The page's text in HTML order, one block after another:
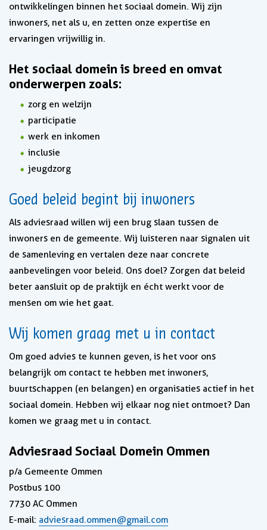
ontwikkelingen binnen het sociaal domein. Wij zijn
inwoners, net als u, en zetten onze expertise en
ervaringen vrijwillig in.
Het sociaal domein is breed en omvat
onderwerpen zoals:
zorg en welzijn
participatie
werk en inkomen
inclusie
jeugdzorg
Goed beleid begint bij inwoners
Als adviesraad willen wij een brug slaan tussen de
inwoners en de gemeente. Wij luisteren naar signalen uit
de samenleving en vertalen deze naar concrete
aanbevelingen voor beleid. Ons doel? Zorgen dat beleid
beter aansluit op de praktijk en écht werkt voor de
mensen om wie het gaat.
Wij komen graag met u in contact
Om goed advies te kunnen geven, is het voor ons
belangrijk om contact te hebben met inwoners,
buurtschappen (en belangen) en organisaties actief in het
sociaal domein. Hebben wij elkaar nog niet ontmoet? Dan
komen we graag met u in contact.
Adviesraad Sociaal Domein Ommen
p/a Gemeente Ommen
Postbus 100
7730 AC Ommen
E-mail: adviesraad.ommen@gmail.com